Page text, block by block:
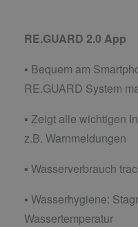
RE.GUARD 2.0 App
▪ Bequem am
RE.GUARD System
▪ Zeigt alle wichtigen
z.B. Warnmeldungen
▪ Wasserverbrauch
▪ Wasserhygiene:
Wassertemperatur